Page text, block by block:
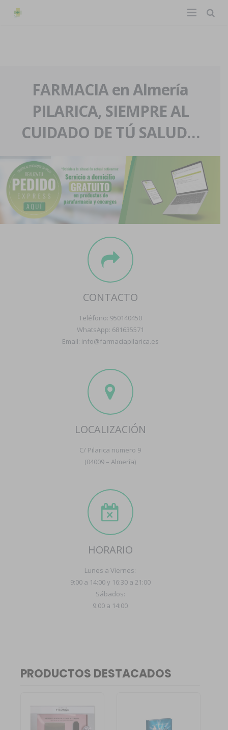
La farmacia
Nuestra historia
Nuestro equipo
Eventos
Servicios y reservas
Pedidos express
Blog
Contacto
Boletín
FARMACIA en Almería
PILARICA, SIEMPRE AL
CUIDADO DE TÚ SALUD…
CONTACTO
Teléfono: 950140450
WhatsApp: 681635571
Email: info@farmaciapilarica.es
LOCALIZACIÓN
C/ Pilarica numero 9
(04009 – Almería)
HORARIO
Lunes a Viernes:
9:00 a 14:00 y 16:30 a 21:00
Sábados:
9:00 a 14:00